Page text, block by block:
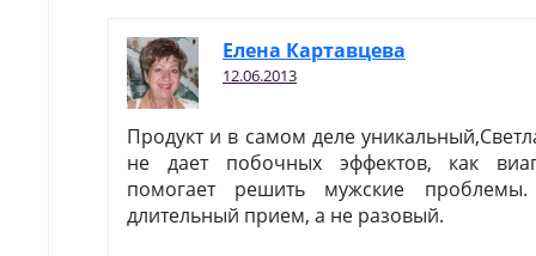
Елена Картавцева
12.06.2013
Продукт и в самом деле
не дает побочных эффектов, как
помогает решить мужские проблемы.
длительный прием, а не разовый.